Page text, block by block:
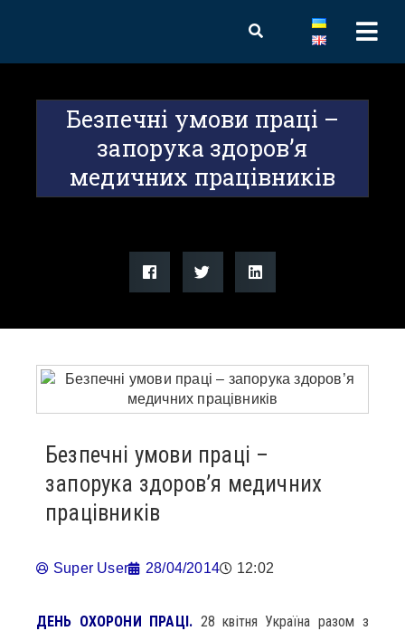
Безпечні умови праці –
запорука здоров’я
медичних працівників
Безпечні умови праці –
запорука здоров’я медичних
працівників
Super User 28/04/2014 12:02
ДЕНЬ ОХОРОНИ ПРАЦІ.28 квітня Україна разом з